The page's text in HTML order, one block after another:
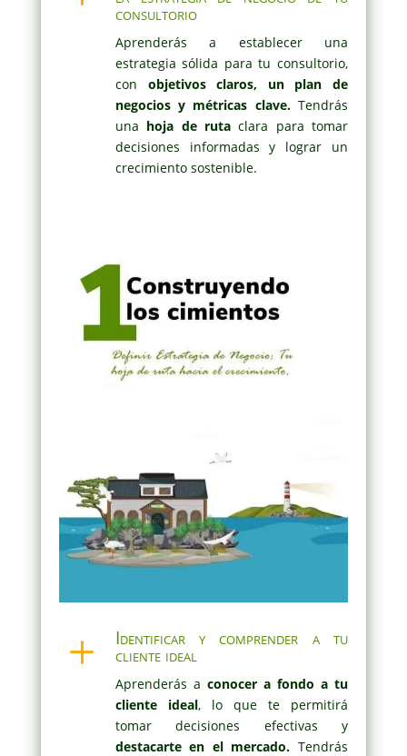
consultorio
Aprenderás a establecer una
estrategia sólida para tu consultorio,
con objetivos claros, un plan de
negocios y métricas clave.Tendrás
una hoja de rutaclara para tomar
decisiones informadas y lograr un
crecimiento sostenible.
L Identificar y comprender a tu
cliente ideal
Aprenderás a conocer a fondo a tu
cliente ideal, lo que te permitirá
tomar decisiones efectivas y
destacarte en el mercado. Tendrás